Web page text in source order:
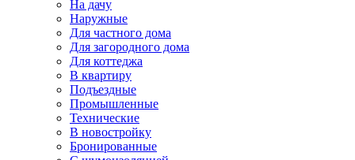
На дачу
Наружные
Для частного дома
Для загородного дома
Для коттеджа
В квартиру
Подъездные
Промышленные
Технические
В новостройку
Бронированные